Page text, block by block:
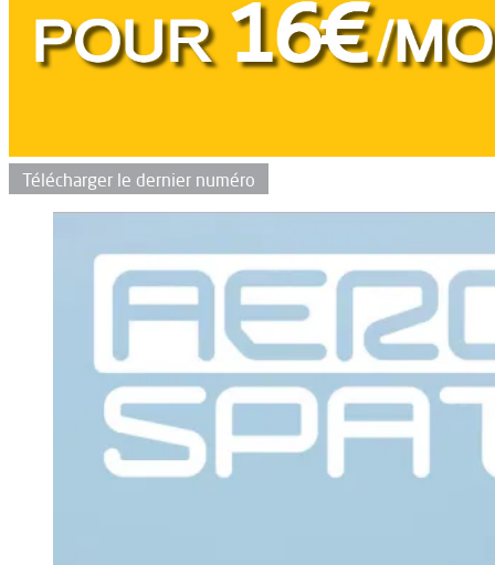
Télécharger le dernier numéro